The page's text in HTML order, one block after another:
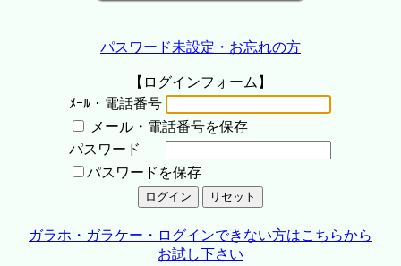
パスワード未設定・お忘れの方
【ログインフォーム】
ﾒｰﾙ・電話番号
メール・電話番号を保存
パスワード
パスワードを保存
ガラホ・ガラケー・ログインできない方はこちらから
お試し下さい